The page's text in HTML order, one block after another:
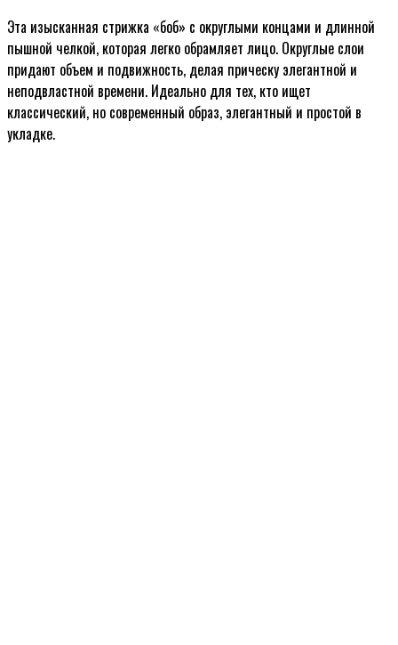
Эта изысканная стрижка «боб» с округлыми концами и длинной
пышной челкой, которая легко обрамляет лицо. Округлые слои
придают объем и подвижность, делая прическу элегантной и
неподвластной времени. Идеально для тех, кто ищет
классический, но современный образ, элегантный и простой в
укладке.